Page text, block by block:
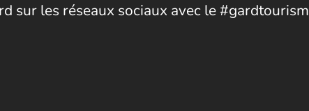
sur les réseaux sociaux avec le